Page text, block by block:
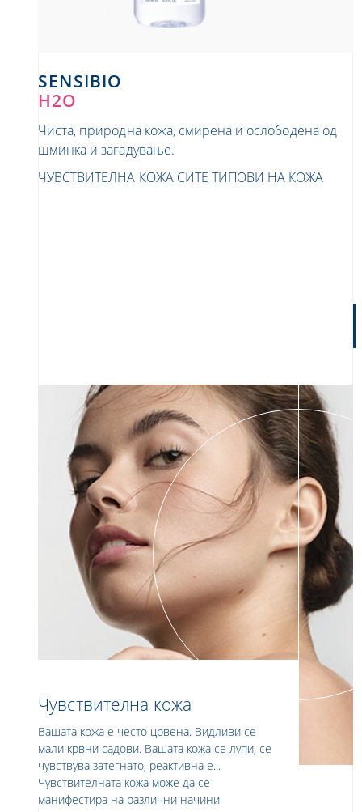
SENSIBIO
H2O
Чиста, природна кожа, смирена и ослободена од
шминка и загадување.
ЧУВСТВИТЕЛНА КОЖА СИТЕ ТИПОВИ НА КОЖА
Чувствителна кожа
Вашата кожа е често црвена. Видливи се
мали крвни садови. Вашата кожа се лупи, се
чувствува затегнато, реактивна е...
Чувствителната кожа може да се
манифестира на различни начини